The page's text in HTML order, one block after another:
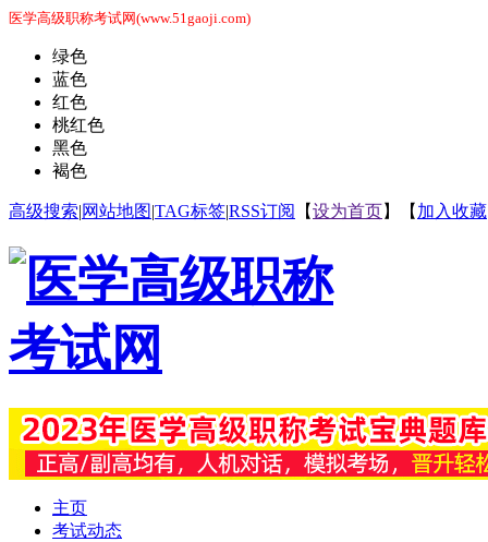
医学高级职称考试网(www.51gaoji.com)
绿色
蓝色
红色
桃红色
黑色
褐色
高级搜索|网站地图|TAG标签|RSS订阅 【设为首页】【 加入收藏
主页
考试动态